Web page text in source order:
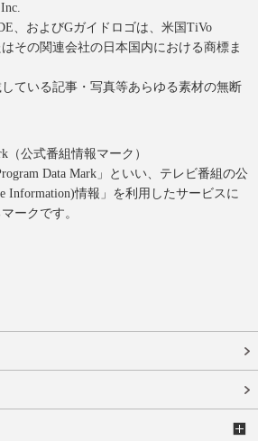
、およびGガイドロゴは、米国TiVo
その関連会社の日本国内における商標ま
ている記事・写真等あらゆる素材の無断
（公式番組情報マーク）
Data Mark」といい、テレビ番組の公
Information)情報」を利用したサービスに
ークです。